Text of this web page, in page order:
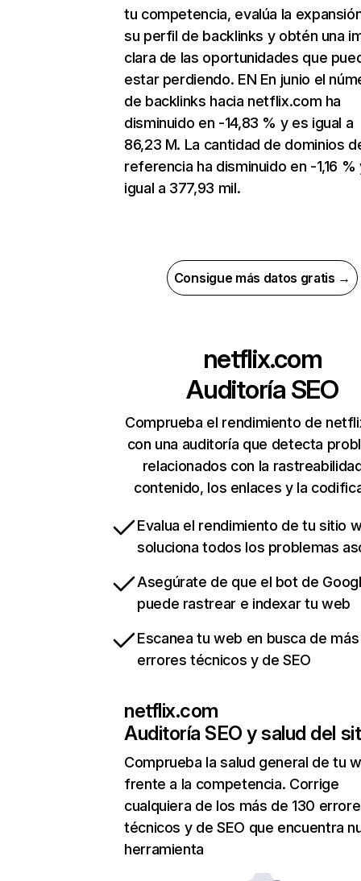
tu competencia, evalúa la
su perfil de backlinks y obtén una
clara de las oportunidades que
estar perdiendo. EN En junio el
de backlinks hacia netflix.com ha
disminuido en -14,83 % y es igual a
86,23 M. La cantidad de dominios
referencia ha disminuido en -1,16 %
igual a 377,93 mil.
Consigue más datos gratis →
netflix.com
Auditoría SEO
Comprueba el rendimiento de
con una auditoría que detecta
relacionados con la
contenido, los enlaces y la
Evalua el rendimiento de tu sitio
soluciona todos los problemas
Asegúrate de que el bot de
puede rastrear e indexar tu web
Escanea tu web en busca de
errores técnicos y de SEO
netflix.com
Auditoría SEO y salud del
Comprueba la salud general de tu
frente a la competencia. Corrige
cualquiera de los más de 130
técnicos y de SEO que encuentra
herramienta